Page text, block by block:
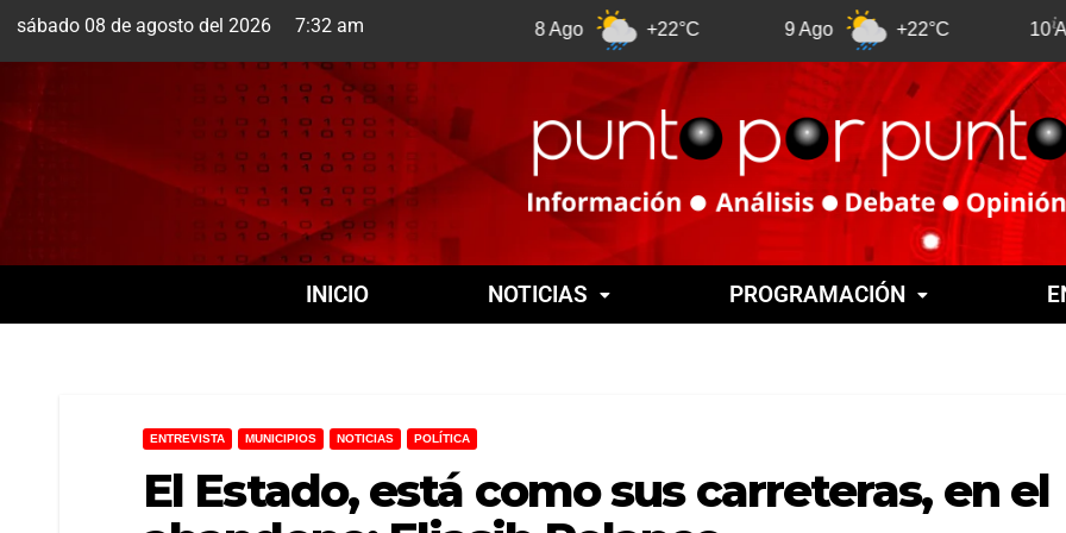
sábado 08 de agosto del 2026 7:32 am
Cuernavaca +22°C +22°C
INICIO NOTICIAS PROGRAMACIÓN
ENTREVISTA MUNICIPIOS NOTICIAS POLÍTICA
El Estado, está como sus carreteras, en el